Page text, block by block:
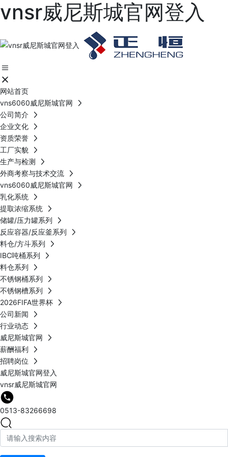
vnsr威尼斯城官网登入
网站首页
vns6060威尼斯城官网
公司简介
企业文化
资质荣誉
工厂实貌
生产与检测
外商考察与技术交流
vns6060威尼斯城官网
乳化系统
提取浓缩系统
储罐/压力罐系列
反应容器/反应釜系列
料仓/方斗系列
IBC吨桶系列
料仓系列
不锈钢桶系列
不锈钢槽系列
2026FIFA世界杯
公司新闻
行业动态
威尼斯城官网
薪酬福利
招聘岗位
威尼斯城官网登入
vnsr威尼斯城官网
0513-83266698